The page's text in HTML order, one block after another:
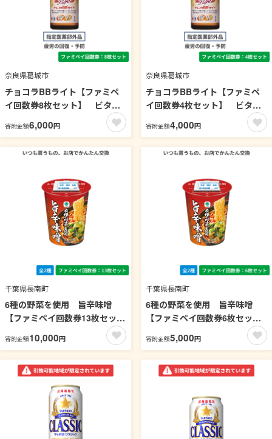
奈良県葛城市
チョコラBBライト【ファミペ
イ回数券8枚セット】 ビタミ
寄附金額6,000円
奈良県葛城市
チョコラBBライト【ファミペ
イ回数券4枚セット】 ビタミ
寄附金額4,000円
千葉県長南町
6種の野菜を使用 旨辛味噌
【ファミペイ回数券13枚セッ
寄附金額10,000円
千葉県長南町
6種の野菜を使用 旨辛味噌
【ファミペイ回数券6枚セッ
寄附金額5,000円